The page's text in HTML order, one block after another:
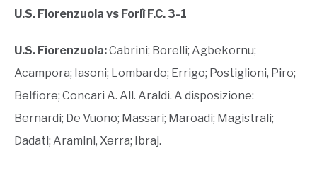
U.S. Fiorenzuola vs Forlì F.C. 3-1
U.S. Fiorenzuola:Cabrini; Borelli; Agbekornu;
Acampora; Iasoni; Lombardo; Errigo; Postiglioni, Piro;
Belfiore; Concari A. All. Araldi. A disposizione:
Bernardi; De Vuono; Massari; Maroadi; Magistrali;
Dadati; Aramini, Xerra; Ibraj.